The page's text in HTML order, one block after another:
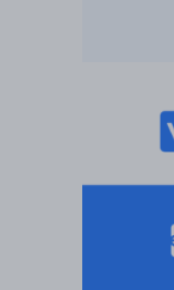
EUR/NZD